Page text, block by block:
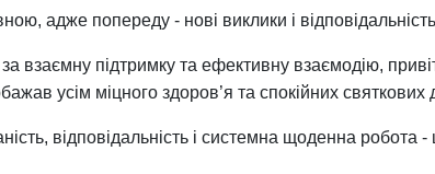
адже попереду - нові виклики і
за взаємну підтримку та ефективну взаємодію,
усім міцного здоров’я та спокійних святкових
відповідальність і системна щоденна робота